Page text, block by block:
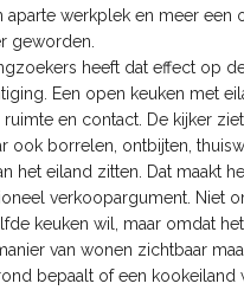
aparte werkplek en meer een
geworden.
heeft dat effect op
Een open keuken met
ruimte en contact. De kijker
ook borrelen, ontbijten,
het eiland zitten. Dat maakt
verkoopargument. Niet
keuken wil, maar omdat
van wonen zichtbaar
bepaalt of een kookeiland